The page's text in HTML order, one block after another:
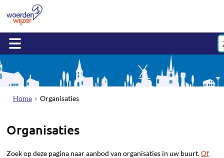
Home Organisaties
Organisaties
Zoek op deze pagina naar aanbod van organisaties in uw buurt.Of